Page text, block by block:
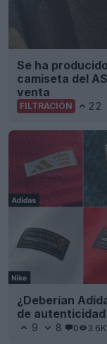
Se ha
camiseta del
venta
FILTRACIÓN 22
¿Deberían
de
9 8 0 3.6K